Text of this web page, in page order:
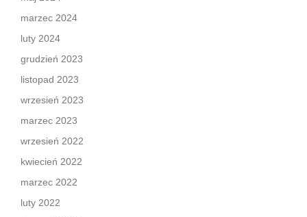
marzec 2024
luty 2024
grudzień 2023
listopad 2023
wrzesień 2023
marzec 2023
wrzesień 2022
kwiecień 2022
marzec 2022
luty 2022